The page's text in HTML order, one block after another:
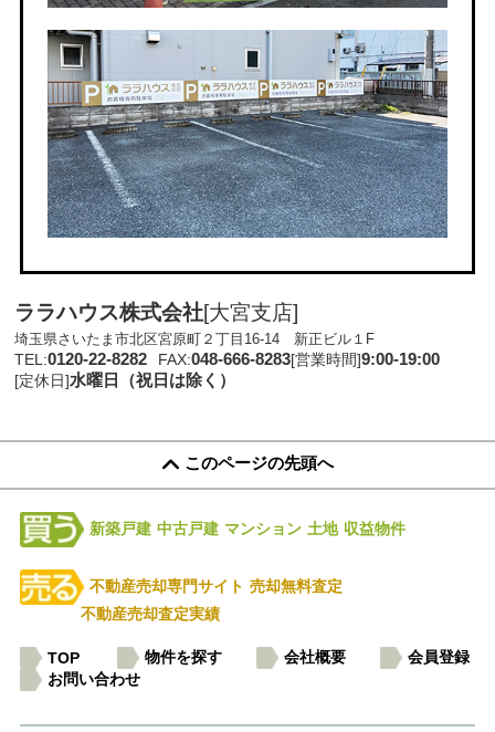
ララハウス株式会社[大宮支店]
埼玉県さいたま市北区宮原町２丁目16-14 新正ビル１F
TEL:0120-22-8282 FAX:048-666-8283[営業時間]9:00-19:00
[定休日]水曜日（祝日は除く）
このページの先頭へ
新築戸建 中古戸建 マンション 土地 収益物件
不動産売却専門サイト 売却無料査定
不動産売却査定実績
TOP 物件を探す 会社概要
会員登録
お問い合わせ